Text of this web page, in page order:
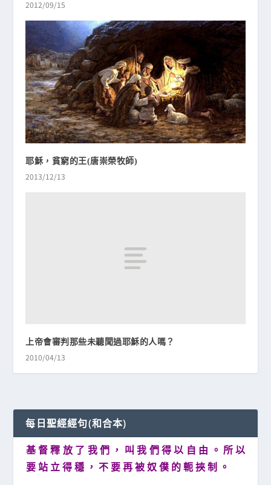
2012/09/15
耶穌，貧窮的王(唐崇榮牧師)
2013/12/13
上帝會審判那些未聽聞過耶穌的人嗎？
2010/04/13
每日聖經經句(和合本)
基 督 釋 放 了 我 們 ， 叫 我 們 得 以 自 由 。 所 以
要 站 立 得 穩 ， 不 要 再 被 奴 僕 的 軛 挾 制 。